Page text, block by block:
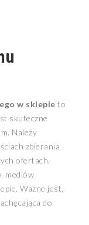
w sklepie to
skuteczne
Należy
zbierania
ofertach.
mediów
Ważne jest,
do